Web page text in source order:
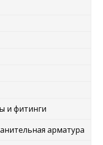
и фитинги
арматура